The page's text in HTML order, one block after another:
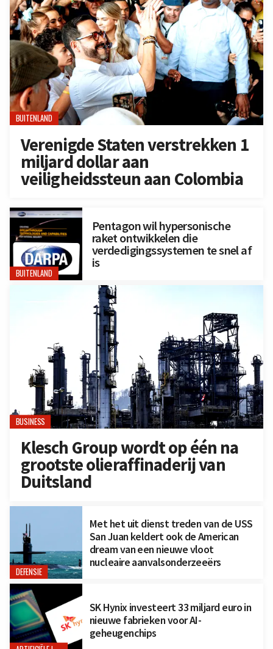
BUITENLAND
Verenigde Staten verstrekken 1
miljard dollar aan
veiligheidssteun aan Colombia
BUITENLAND
Pentagon wil hypersonische
raket ontwikkelen die
verdedigingssystemen te snel af
is
BUSINESS
Klesch Group wordt op één na
grootste olieraffinaderij van
Duitsland
DEFENSIE
Met het uit dienst treden van de USS
San Juan keldert ook de American
dream van een nieuwe vloot
nucleaire aanvalsonderzeeërs
SK Hynix investeert 33 miljard euro in
nieuwe fabrieken voor AI-
geheugenchips